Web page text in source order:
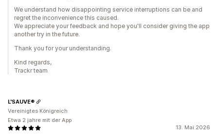
We understand how disappointing service interruptions can be and
regret the inconvenience this caused.
We appreciate your feedback and hope you'll consider giving the app
another try in the future.
Thank you for your understanding.
Kind regards,
Trackr team
13. Mai 2026
L'SAUVE®
Vereinigtes Königreich
Etwa 2 jahre mit der App